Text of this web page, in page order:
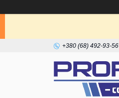
+380 (68) 492-93-56